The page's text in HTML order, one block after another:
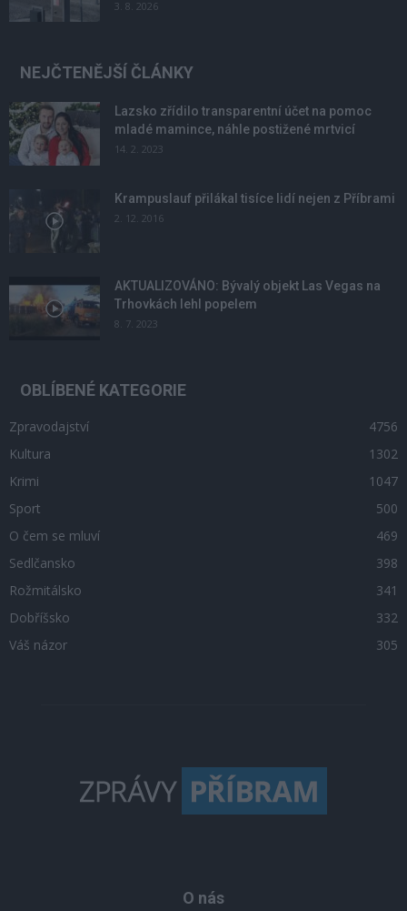
3. 8. 2026
NEJČTENĚJŠÍ ČLÁNKY
Lazsko zřídilo transparentní účet na pomoc
mladé mamince, náhle postižené mrtvicí
14. 2. 2023
Krampuslauf přilákal tisíce lidí nejen z Příbrami
2. 12. 2016
AKTUALIZOVÁNO: Bývalý objekt Las Vegas na
Trhovkách lehl popelem
8. 7. 2023
OBLÍBENÉ KATEGORIE
Zpravodajství
4756
Kultura
1302
Krimi
1047
Sport
500
O čem se mluví
469
Sedlčansko
398
Rožmitálsko
341
Dobříšsko
332
Váš názor
305
O nás